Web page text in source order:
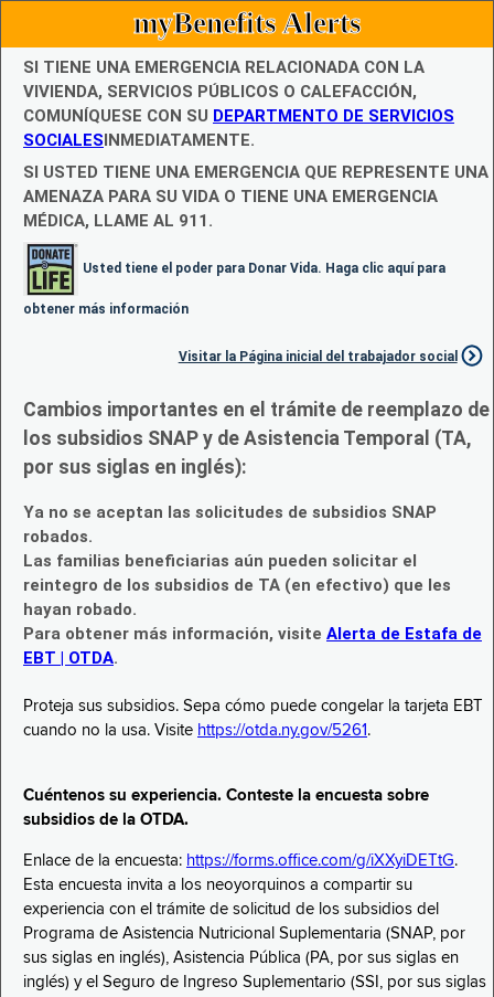
myBenefits Alerts
SI TIENE UNA EMERGENCIA RELACIONADA CON LA
VIVIENDA, SERVICIOS PÚBLICOS O CALEFACCIÓN,
COMUNÍQUESE CON SU DEPARTMENTO DE SERVICIOS
SOCIALESINMEDIATAMENTE.
SI USTED TIENE UNA EMERGENCIA QUE REPRESENTE UNA
AMENAZA PARA SU VIDA O TIENE UNA EMERGENCIA
MÉDICA, LLAME AL 911.
Usted tiene el poder para Donar Vida. Haga clic aquí para
obtener más información
Visitar la Página inicial del trabajador social
Cambios importantes en el trámite de reemplazo de
los subsidios SNAP y de Asistencia Temporal (TA,
por sus siglas en inglés):
Ya no se aceptan las solicitudes de subsidios SNAP
robados.
Las familias beneficiarias aún pueden solicitar el
reintegro de los subsidios de TA (en efectivo) que les
hayan robado.
Para obtener más información, visite Alerta de Estafa de
EBT | OTDA.
Proteja sus subsidios. Sepa cómo puede congelar la tarjeta EBT
cuando no la usa. Visite https://otda.ny.gov/5261 .
Cuéntenos su experiencia. Conteste la encuesta sobre
subsidios de la OTDA.
Enlace de la encuesta: https://forms.office.com/g/iXXyiDETtG.
Esta encuesta invita a los neoyorquinos a compartir su
experiencia con el trámite de solicitud de los subsidios del
Programa de Asistencia Nutricional Suplementaria (SNAP, por
sus siglas en inglés), Asistencia Pública (PA, por sus siglas en
inglés) y el Seguro de Ingreso Suplementario (SSI, por sus siglas